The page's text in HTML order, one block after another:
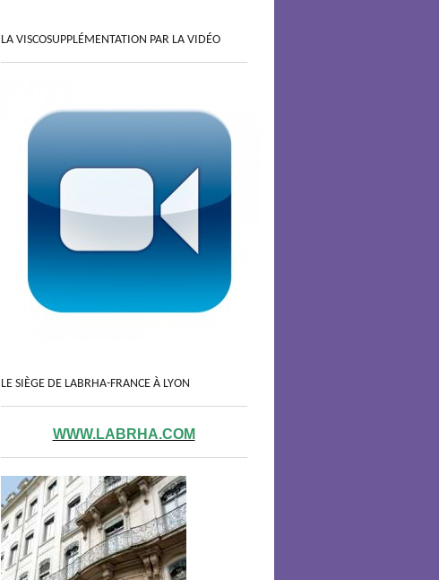
LA VISCOSUPPLÉMENTATION PAR LA VIDÉO
LE SIÈGE DE LABRHA-FRANCE À LYON
WWW.LABRHA.COM